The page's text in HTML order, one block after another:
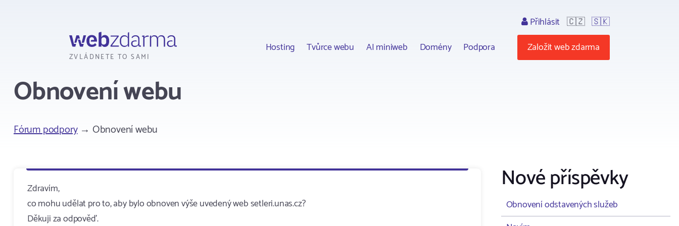
ZVLÁDNETE TO SAMI
Hosting Tvůrce webu AI miniweb Domény Podpora
Přihlásit 🇨🇿 🇸🇰
Založit web zdarma
Obnovení webu
Fórum podpory→ Obnovení webu
Zdravím,
co mohu udělat pro to, aby bylo obnoven výše uvedený web setleri.unas.cz?
Děkuji za odpověď.
Nové příspěvky
Obnovení odstavených služeb